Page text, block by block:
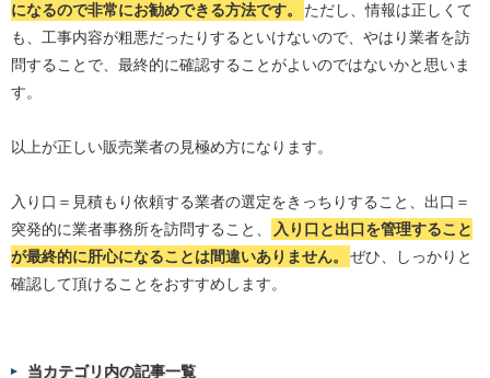
になるので非常にお勧めできる方法です。
ただし、情報は正しくて
も、工事内容が粗悪だったりするといけないので、やはり業者を訪
問することで、最終的に確認することがよいのではないかと思いま
す。
以上が正しい販売業者の見極め方になります。
入り口＝見積もり依頼する業者の選定をきっちりすること、出口＝
突発的に業者事務所を訪問すること、
入り口と出口を管理すること
が最終的に肝心になることは間違いありません。
ぜひ、しっかりと
確認して頂けることをおすすめします。
当カテゴリ内の記事一覧